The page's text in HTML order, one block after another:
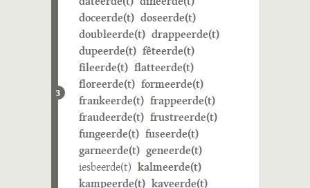
3
doceerde(t) doseerde(t)
doubleerde(t) drappeerde(t)
dupeerde(t) fêteerde(t)
fileerde(t) flatteerde(t)
floreerde(t) formeerde(t)
frankeerde(t) frappeerde(t)
fraudeerde(t) frustreerde(t)
fungeerde(t) fuseerde(t)
garneerde(t) geneerde(t)
iesbeerde(t) kalmeerde(t)
kampeerde(t) kaveerde(t)